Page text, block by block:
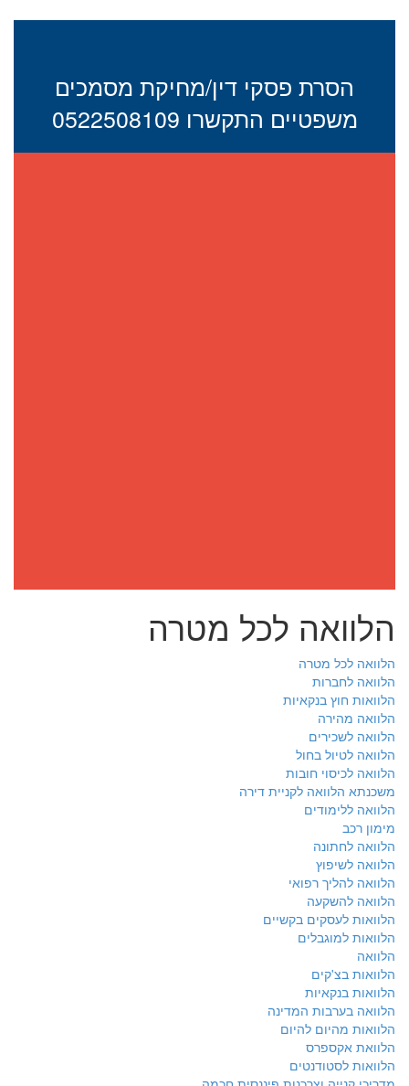
הסרת פסקי דין/מחיקת מסמכים
משפטיים התקשרו 0522508109
הלוואה לכל מטרה
הלוואה לכל מטרה
הלוואה לחברות
הלוואות חוץ בנקאיות
הלוואה מהירה
הלוואה לשכירים
הלוואה לטיול בחול
הלוואה לכיסוי חובות
משכנתא הלוואה לקניית דירה
הלוואה ללימודים
מימון רכב
הלוואה לחתונה
הלוואה לשיפוץ
הלוואה להליך רפואי
הלוואה להשקעה
הלוואות לעסקים בקשיים
הלוואות למוגבלים
הלוואה
הלוואות בצ'קים
הלוואות בנקאיות
הלוואה בערבות המדינה
הלוואות מהיום להיום
הלוואת אקספרס
הלוואות לסטודנטים